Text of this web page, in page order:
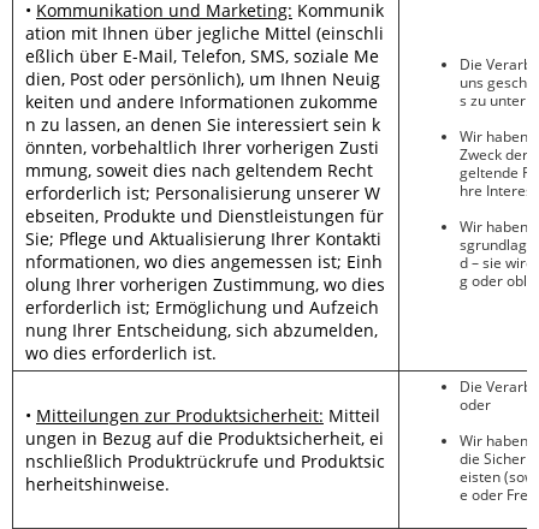
• Kommunikation und Marketing: Kommunik
ation mit Ihnen über jegliche Mittel (einschli
eßlich über E-Mail, Telefon, SMS, soziale Me
dien, Post oder persönlich), um Ihnen Neuig
keiten und andere Informationen zukomme
n zu lassen, an denen Sie interessiert sein k
önnten, vorbehaltlich Ihrer vorherigen Zusti
mmung, soweit dies nach geltendem Recht
erforderlich ist; Personalisierung unserer W
ebseiten, Produkte und Dienstleistungen für
Sie; Pflege und Aktualisierung Ihrer Kontakti
nformationen, wo dies angemessen ist; Einh
olung Ihrer vorherigen Zustimmung, wo dies
erforderlich ist; Ermöglichung und Aufzeich
nung Ihrer Entscheidung, sich abzumelden,
wo dies erforderlich ist.
Die
uns
s zu
Wir haben
Zweck der
geltende
hre
Wir haben
d – sie
g oder
• Mitteilungen zur Produktsicherheit: Mitteil
ungen in Bezug auf die Produktsicherheit, ei
nschließlich Produktrückrufe und Produktsic
herheitshinweise.
Die
oder
Wir haben
die
eisten
e oder